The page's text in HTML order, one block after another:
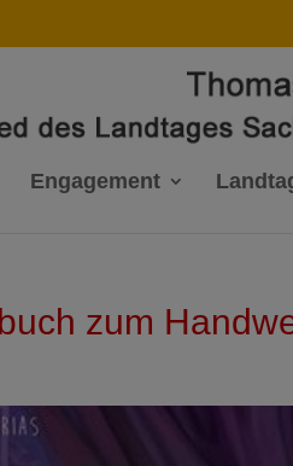
Engagement
zum